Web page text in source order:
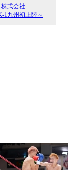
株式会社
1九州初上陸～